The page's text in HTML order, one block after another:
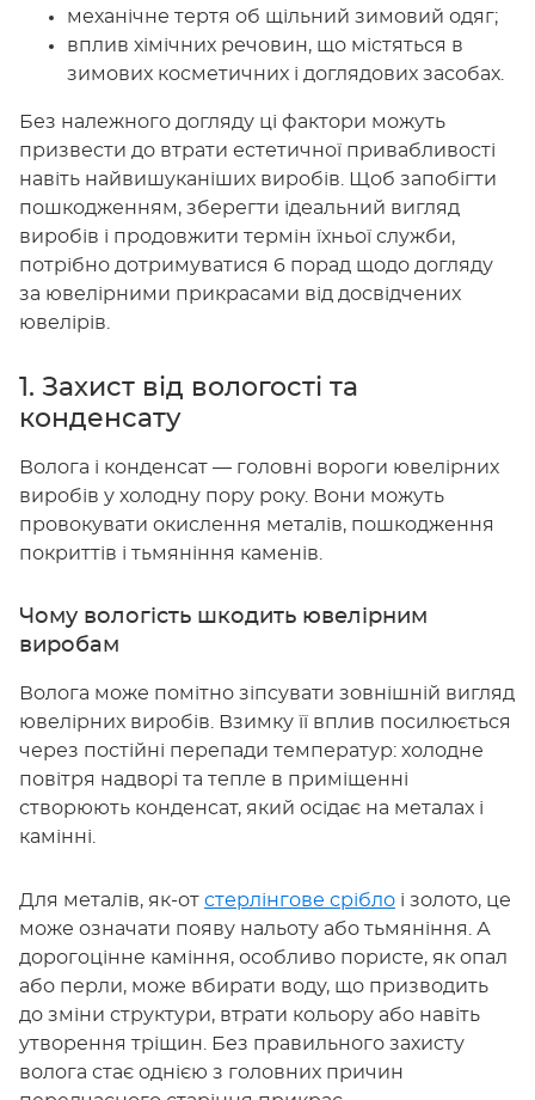
механічне тертя об щільний зимовий одяг;
вплив хімічних речовин, що містяться в
зимових косметичних і доглядових засобах.
Без належного догляду ці фактори можуть
призвести до втрати естетичної привабливості
навіть найвишуканіших виробів. Щоб запобігти
пошкодженням, зберегти ідеальний вигляд
виробів і продовжити термін їхньої служби,
потрібно дотримуватися 6 порад щодо догляду
за ювелірними прикрасами від досвідчених
ювелірів.
1. Захист від вологості та
конденсату
Волога і конденсат — головні вороги ювелірних
виробів у холодну пору року. Вони можуть
провокувати окислення металів, пошкодження
покриттів і тьмяніння каменів.
Чому вологість шкодить ювелірним
виробам
Волога може помітно зіпсувати зовнішній вигляд
ювелірних виробів. Взимку її вплив посилюється
через постійні перепади температур: холодне
повітря надворі та тепле в приміщенні
створюють конденсат, який осідає на металах і
камінні.
Для металів, як-от стерлінгове срібло і золото, це
може означати появу нальоту або тьмяніння. А
дорогоцінне каміння, особливо пористе, як опал
або перли, може вбирати воду, що призводить
до зміни структури, втрати кольору або навіть
утворення тріщин. Без правильного захисту
волога стає однією з головних причин